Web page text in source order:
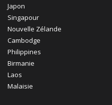
Japon
Singapour
Nouvelle Zélande
Cambodge
Philippines
Birmanie
Laos
Malaisie